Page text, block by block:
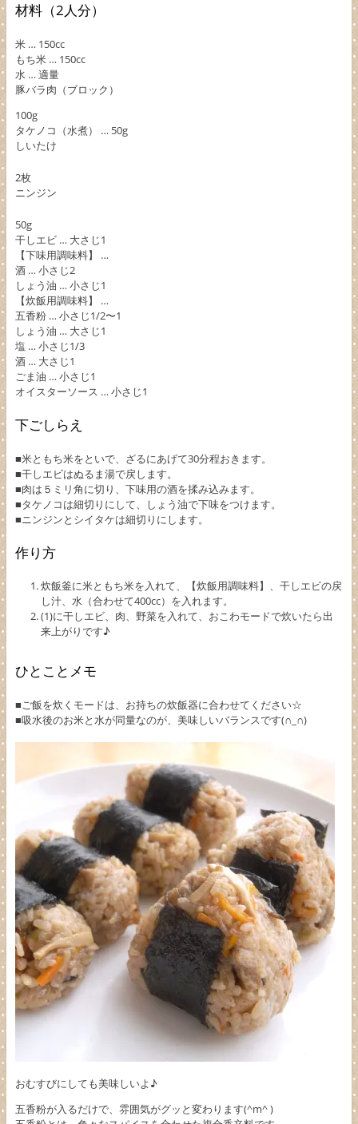
材料（2人分）
米 … 150cc
もち米 … 150cc
水 … 適量
豚バラ肉（ブロック）
100g
タケノコ（水煮） … 50g
しいたけ
2枚
ニンジン
50g
干しエビ … 大さじ1
【下味用調味料】 …
酒 … 小さじ2
しょう油 … 小さじ1
【炊飯用調味料】 …
五香粉 … 小さじ1/2〜1
しょう油 … 大さじ1
塩 … 小さじ1/3
酒 … 大さじ1
ごま油 … 小さじ1
オイスターソース … 小さじ1
下ごしらえ
■米ともち米をといで、ざるにあげて30分程おきます。
■干しエビはぬるま湯で戻します。
■肉は５ミリ角に切り、下味用の酒を揉み込みます。
■タケノコは細切りにして、しょう油で下味をつけます。
■ニンジンとシイタケは細切りにします。
作り方
炊飯釜に米ともち米を入れて、【炊飯用調味料】、干しエビの戻
し汁、水（合わせて400cc）を入れます。
(1)に干しエビ、肉、野菜を入れて、おこわモードで炊いたら出
来上がりです♪
ひとことメモ
■ご飯を炊くモードは、お持ちの炊飯器に合わせてください☆
■吸水後のお米と水が同量なのが、美味しいバランスです(∩_∩)
おむすびにしても美味しいよ♪
五香粉が入るだけで、雰囲気がグッと変わります(^m^ )